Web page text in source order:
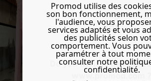
Do you want to be
www.promod.com ?
Promod utilise des
son bon fonctionnement,
l'audience, vous
services adaptés et vous
des publicités selon
comportement. Vous
paramétrer à tout
consulter notre
confidentialité.